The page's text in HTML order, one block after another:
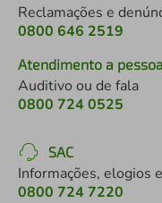
Reclamações e
0800 646 2519
Atendimento a
Auditivo ou de fala
0800 724 0525
SAC
Informações, elogios
0800 724 7220